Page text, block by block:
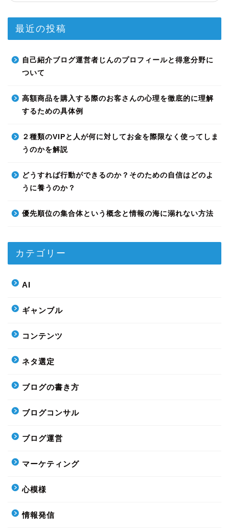
最近の投稿
自己紹介ブログ運営者じんのプロフィールと得意分野に
ついて
高額商品を購入する際のお客さんの心理を徹底的に理解
するための具体例
２種類のVIPと人が何に対してお金を際限なく使ってしま
うのかを解説
どうすれば行動ができるのか？そのための自信はどのよ
うに養うのか？
優先順位の集合体という概念と情報の海に溺れない方法
カテゴリー
AI
ギャンブル
コンテンツ
ネタ選定
ブログの書き方
ブログコンサル
ブログ運営
マーケティング
心模様
情報発信